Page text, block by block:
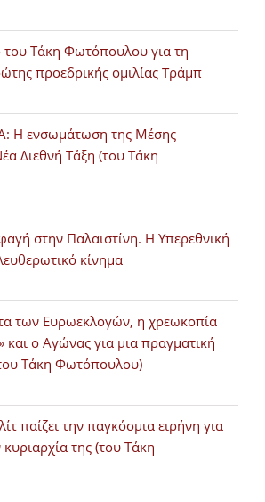
του Τάκη Φωτόπουλου για τη
προεδρικής ομιλίας Τράμπ
Η ενσωμάτωση της Μέσης
Διεθνή Τάξη (του Τάκη
στην Παλαιστίνη. Η Υπερεθνική
κίνημα
των Ευρωεκλογών, η χρεωκοπία
και ο Αγώνας για μια πραγματική
Τάκη Φωτόπουλου)
παίζει την παγκόσμια ειρήνη για
κυριαρχία της (του Τάκη